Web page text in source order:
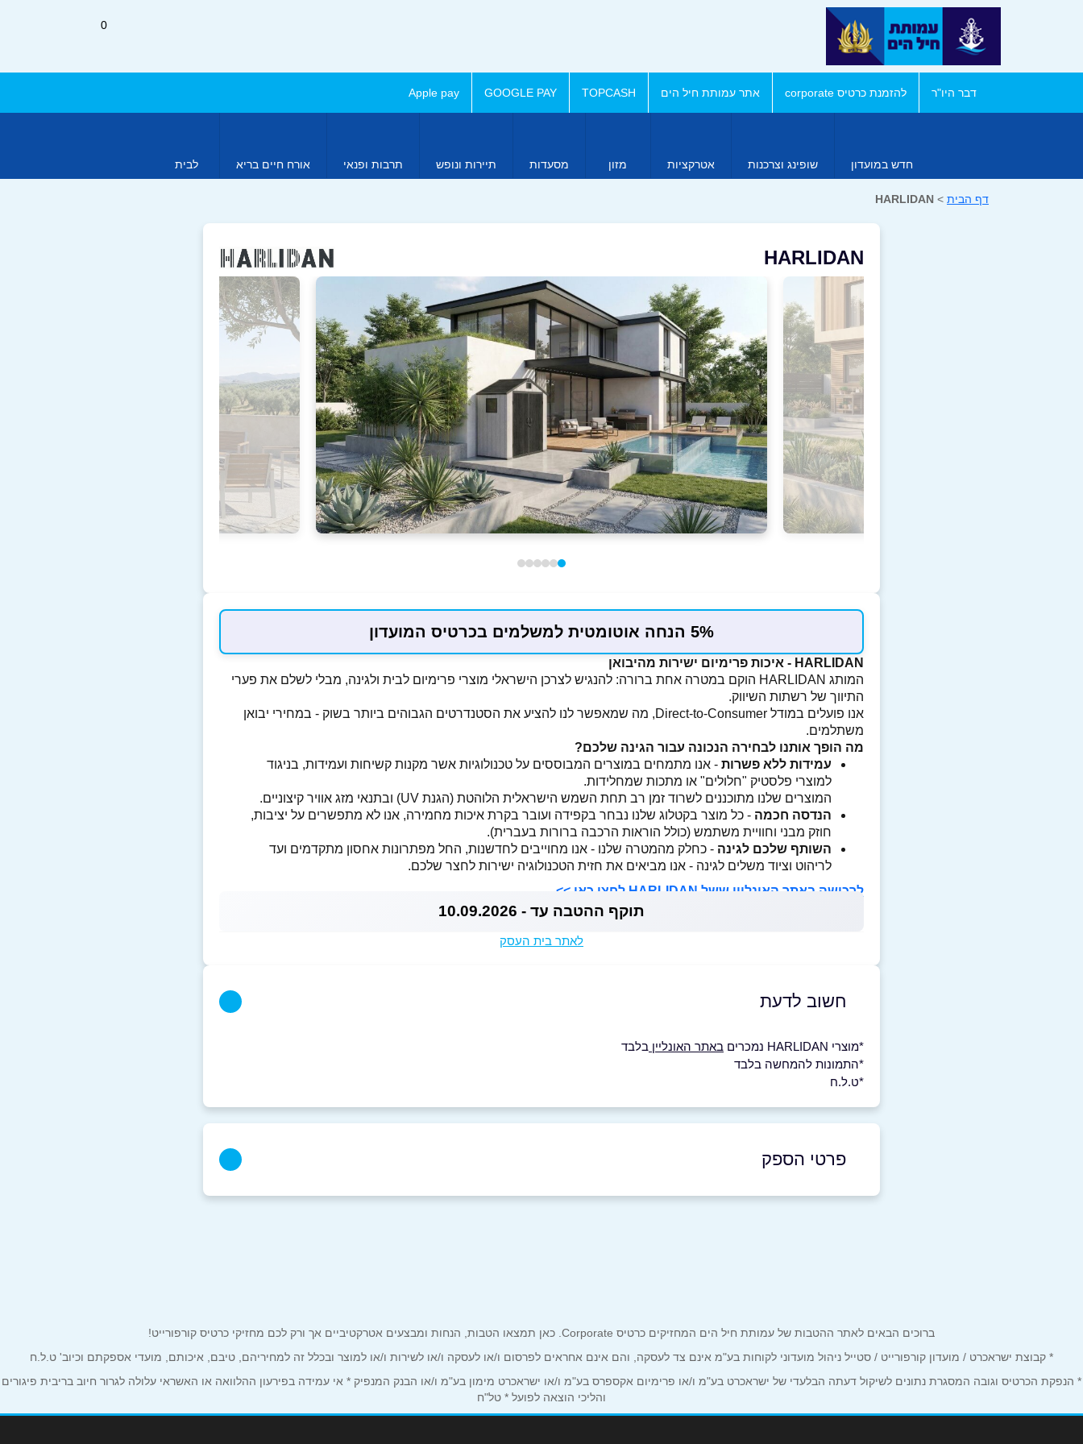
0
דבר היו"ר להזמנת כרטיס corporate אתר עמותת חיל הים TOPCASH
GOOGLE PAY
Apple pay
חדש במועדון שופינג וצרכנות אטרקציות מזון מסעדות תיירות ונופש תרבות ופנאי אורח חיים בריא לבית
דף הבית >
HARLIDAN
HARLIDAN
5% הנחה אוטומטית למשלמים בכרטיס המועדון
HARLIDAN - איכות פרימיום ישירות מהיבואן
המותג HARLIDAN הוקם במטרה אחת ברורה: להנגיש לצרכן הישראלי מוצרי פרימיום לבית ולגינה, מבלי לשלם את פערי
התיווך של רשתות השיווק.
אנו פועלים במודל Direct-to-Consumer, מה שמאפשר לנו להציע את הסטנדרטים הגבוהים ביותר בשוק - במחירי יבואן
משתלמים.
מה הופך אותנו לבחירה הנכונה עבור הגינה שלכם?
עמידות ללא פשרות - אנו מתמחים במוצרים המבוססים על טכנולוגיות אשר מקנות קשיחות ועמידות, בניגוד
למוצרי פלסטיק "חלולים" או מתכות שמחלידות.
המוצרים שלנו מתוכננים לשרוד זמן רב תחת השמש הישראלית הלוהטת (הגנת UV) ובתנאי מזג אוויר קיצוניים.
הנדסה חכמה - כל מוצר בקטלוג שלנו נבחר בקפידה ועובר בקרת איכות מחמירה, אנו לא מתפשרים על יציבות,
חוזק מבני וחוויית משתמש (כולל הוראות הרכבה ברורות בעברית).
השותף שלכם לגינה - כחלק מהמטרה שלנו - אנו מחוייבים לחדשנות, החל מפתרונות אחסון מתקדמים ועד
לריהוט וציוד משלים לגינה - אנו מביאים את חזית הטכנולוגיה ישירות לחצר שלכם.
לרכישה באתר האונליין ששל HARLIDAN לחצו כאן >>
תוקף ההטבה עד - 10.09.2026
לאתר בית העסק
חשוב לדעת
*מוצרי HARLIDAN נמכרים באתר האונליין בלבד
*התמונות להמחשה בלבד
*ט.ל.ח
פרטי הספק
טלפון* אימייל*
ברוכים הבאים לאתר ההטבות של עמותת חיל הים המחזיקים כרטיס Corporate. כאן תמצאו הטבות, הנחות ומבצעים אטרקטיביים אך ורק לכם מחזיקי כרטיס קורפורייט!
* קבוצת ישראכרט / מועדון קורפורייט / סטייל ניהול מועדוני לקוחות בע"מ אינם צד לעסקה, והם אינם אחראים לפרסום ו/או לעסקה ו/או לשירות ו/או למוצר ובכלל זה למחיריהם, טיבם, איכותם, מועדי אספקתם וכיוב' ט.ל.ח
* הנפקת הכרטיס וגובה המסגרת נתונים לשיקול דעתה הבלעדי של ישראכרט בע"מ ו/או פרימיום אקספרס בע"מ ו/או ישראכרט מימון בע"מ ו/או הבנק המנפיק * אי עמידה בפירעון ההלוואה או האשראי עלולה לגרור חיוב בריבית פיגורים
והליכי הוצאה לפועל * טל"ח